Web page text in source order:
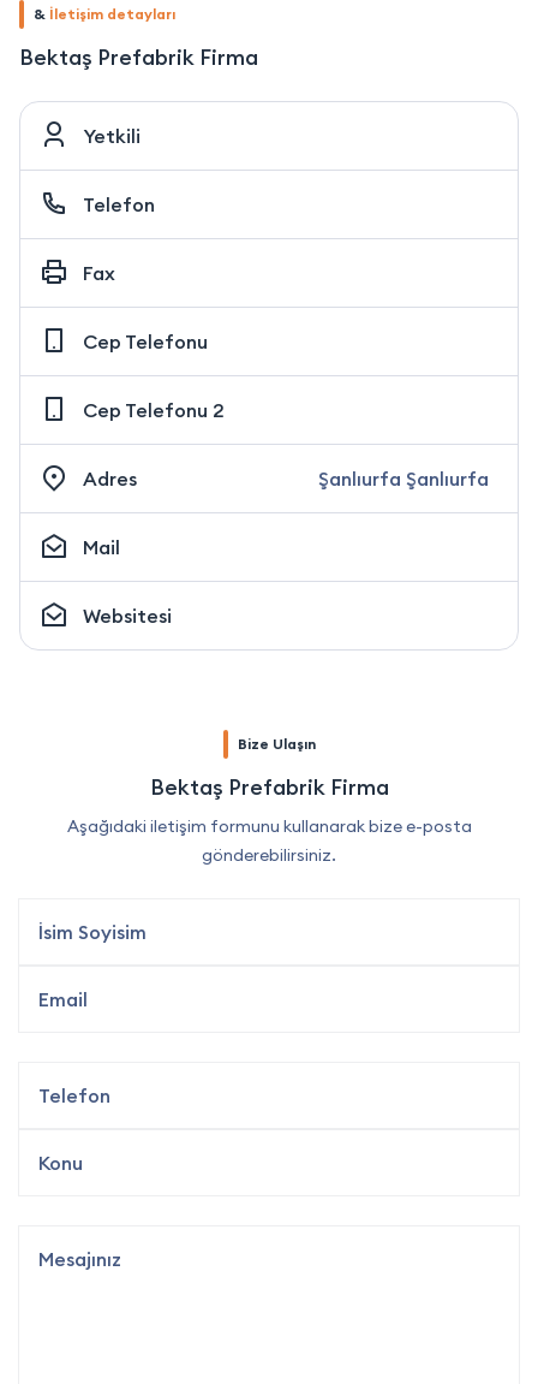
& İletişim detayları
Bektaş Prefabrik Firma
Yetkili
Telefon
Fax
Cep Telefonu
Cep Telefonu 2
Adres Şanlıurfa Şanlıurfa
Mail
Websitesi
Bize Ulaşın
Bektaş Prefabrik Firma
Aşağıdaki iletişim formunu kullanarak bize e-posta
gönderebilirsiniz.